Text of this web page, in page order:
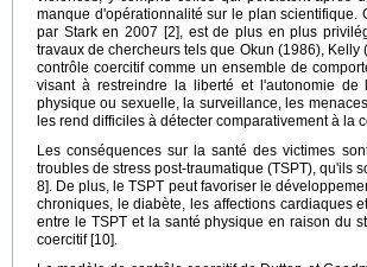
manque d'opérationnalité sur le plan
par Stark en 2007 [2], est de plus en plus
travaux de chercheurs tels que Okun (1986),
contrôle coercitif comme un ensemble de
visant à restreindre la liberté et l'autonomie de
physique ou sexuelle, la surveillance, les
les rend difficiles à détecter comparativement à la
Les conséquences sur la santé des victimes
troubles de stress post-traumatique (TSPT), qu'ils
8]. De plus, le TSPT peut favoriser le
chroniques, le diabète, les affections cardiaques
entre le TSPT et la santé physique en raison du
coercitif [10].